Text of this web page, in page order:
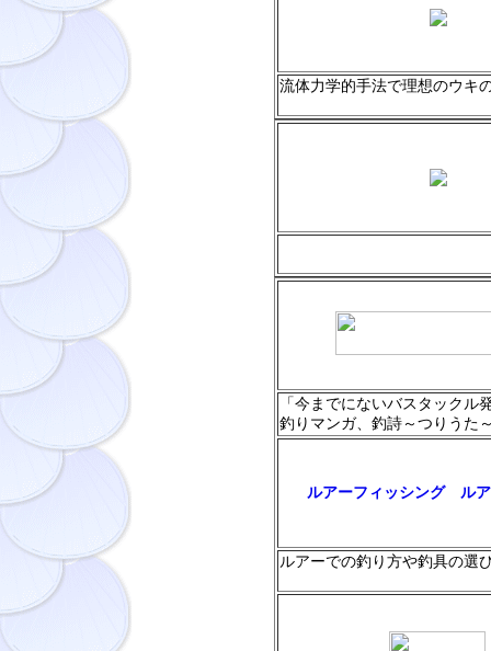
流体力学的手法で理想のウキ
「今までにないバスタックル
釣りマンガ、釣詩～つりうた
ルアーフィッシング ル
ルアーでの釣り方や釣具の選